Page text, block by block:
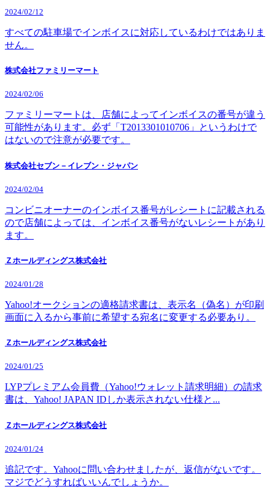
2024/02/12
すべての駐車場でインボイスに対応しているわけではありま
せん。
株式会社ファミリーマート
2024/02/06
ファミリーマートは、店舗によってインボイスの番号が違う
可能性があります。必ず「T2013301010706」というわけで
はないので注意が必要です。
株式会社セブン－イレブン・ジャパン
2024/02/04
コンビニオーナーのインボイス番号がレシートに記載される
ので店舗によっては、インボイス番号がないレシートがあり
ます。
Ｚホールディングス株式会社
2024/01/28
Yahoo!オークションの適格請求書は、表示名（偽名）が印刷
画面に入るから事前に希望する宛名に変更する必要あり。
Ｚホールディングス株式会社
2024/01/25
LYPプレミアム会員費（Yahoo!ウォレット請求明細）の請求
書は、Yahoo! JAPAN IDしか表示されない仕様と...
Ｚホールディングス株式会社
2024/01/24
追記です。Yahooに問い合わせましたが、返信がないです。
マジでどうすればいいんでしょうか。